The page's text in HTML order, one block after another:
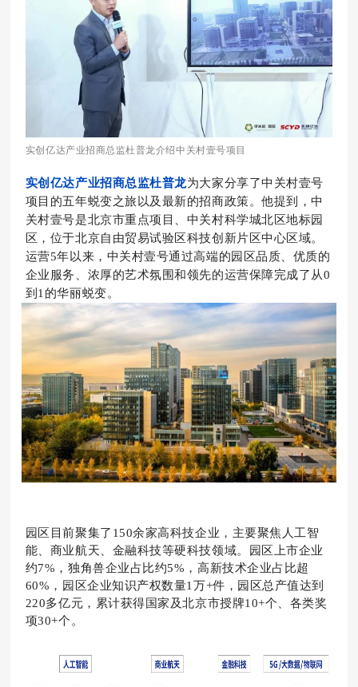
实创亿达产业招商总监杜普龙介绍中关村壹号项目
实创亿达产业招商总监杜普龙为大家分享了中关村壹号
项目的五年蜕变之旅以及最新的招商政策。他提到，中
关村壹号是北京市重点项目、中关村科学城北区地标园
区，位于北京自由贸易试验区科技创新片区中心区域。
运营5年以来，中关村壹号通过高端的园区品质、优质的
企业服务、浓厚的艺术氛围和领先的运营保障完成了从0
到1的华丽蜕变。
园区目前聚集了150余家高科技企业，主要聚焦人工智
能、商业航天、金融科技等硬科技领域。园区上市企业
约7%，独角兽企业占比约5%，高新技术企业占比超
60%，园区企业知识产权数量1万+件，园区总产值达到
220多亿元，累计获得国家及北京市授牌10+个、各类奖
项30+个。